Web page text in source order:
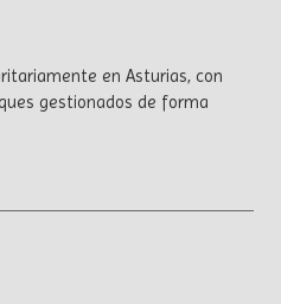
en Asturias, con
gestionados de forma